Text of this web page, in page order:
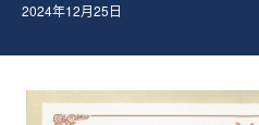
2024年12月25日